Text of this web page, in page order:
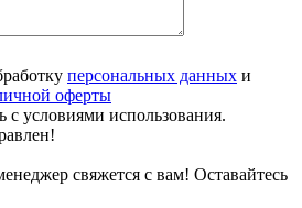
персональных данных и
оферты
с условиями использования.
свяжется с вам! Оставайтесь